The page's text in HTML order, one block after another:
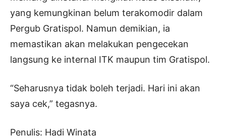
yang kemungkinan belum terakomodir dalam
Pergub Gratispol. Namun demikian, ia
memastikan akan melakukan pengecekan
langsung ke internal ITK maupun tim Gratispol.
“Seharusnya tidak boleh terjadi. Hari ini akan
saya cek,” tegasnya.
Penulis: Hadi Winata